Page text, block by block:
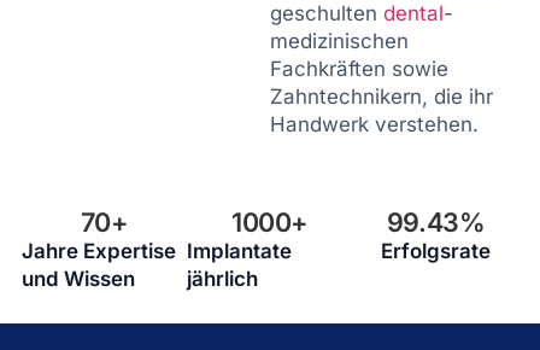
geschulten dental-
medizinischen
Fachkräften sowie
Zahntechnikern, die ihr
Handwerk verstehen.
Jahre Expertise
und Wissen
70+
Implantate
jährlich
1000+
Erfolgsrate
99.43%